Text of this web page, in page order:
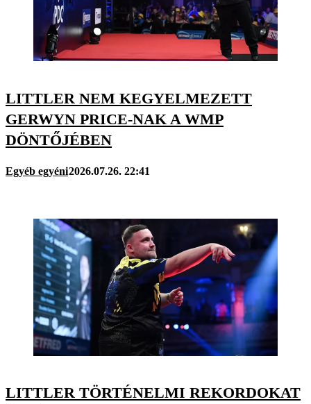
LITTLER NEM KEGYELMEZETT
GERWYN PRICE-NAK A WMP
DÖNTŐJÉBEN
Egyéb egyéni2026.07.26. 22:41
LITTLER TÖRTÉNELMI REKORDOKAT